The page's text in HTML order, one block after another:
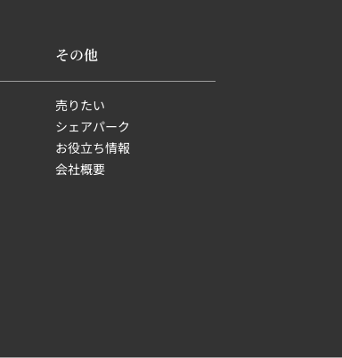
その他
売りたい
シェアパーク
お役立ち情報
会社概要